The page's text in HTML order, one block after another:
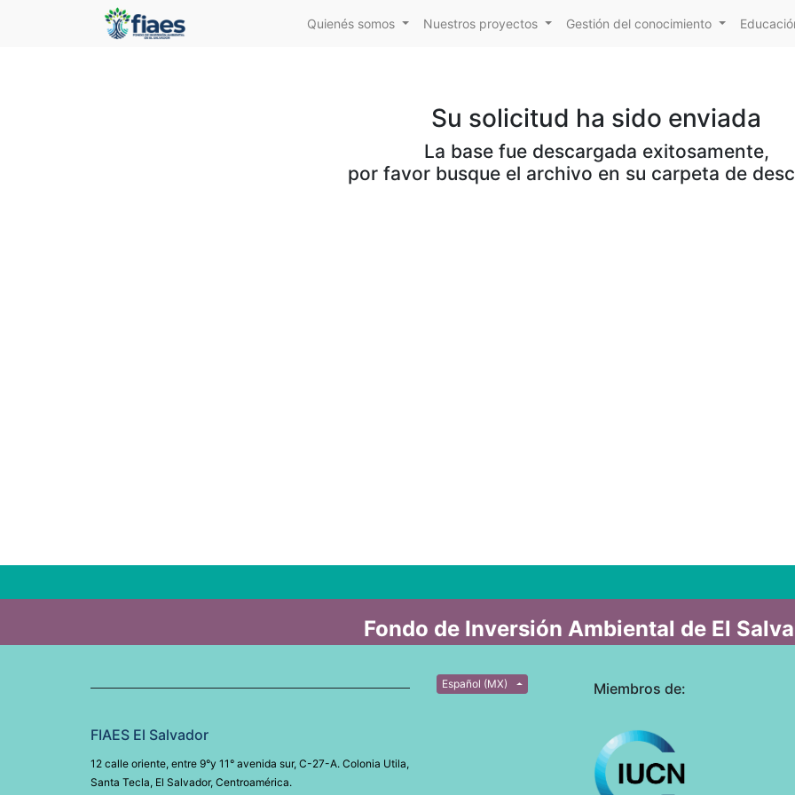
Quienés somos Nuestros proyectos Gestión del conocimiento
Su solicitud ha sido enviada
La base fue descargada exitosamente,
por favor busque el archivo en su carpeta de
Fondo de Inversión Ambiental de El
FIAES El Salvador
12 calle oriente, entre 9°y 11° avenida sur, C-27-A. Colonia Utila,
Santa Tecla, El Salvador, Centroamérica.
Español (MX) Miembros de: